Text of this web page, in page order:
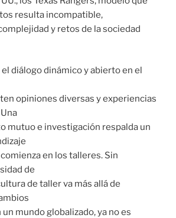
resulta incompatible,
y retos de la sociedad
el diálogo dinámico y abierto en el
opiniones diversas y experiencias
mutuo e investigación respalda un
en los talleres. Sin
de
de taller va más allá de
mundo globalizado, ya no es